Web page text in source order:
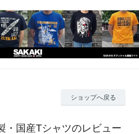
ショップへ戻る
・国産Tシャツのレビュー